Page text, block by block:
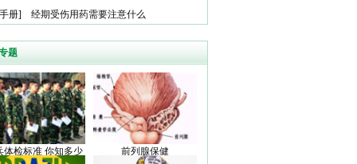
册] 经期受伤用药需要注意什么
题
体检标准 你知多少 前列腺保健